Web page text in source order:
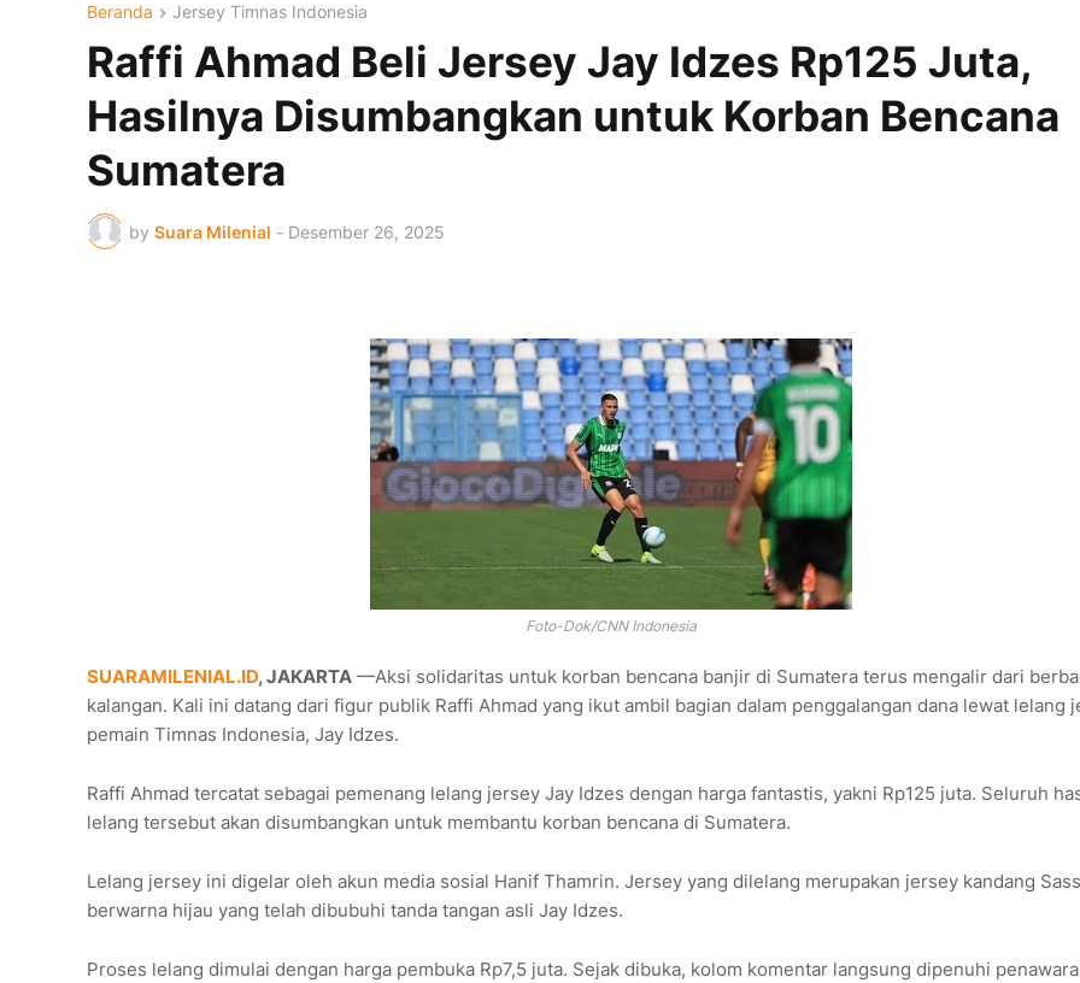
Beranda Jersey Timnas Indonesia
Raffi Ahmad Beli Jersey Jay Idzes Rp125 Juta,
Hasilnya Disumbangkan untuk Korban Bencana
Sumatera
by Suara Milenial - Desember 26, 2025
Foto-Dok/CNN Indonesia
SUARAMILENIAL.ID, JAKARTA —Aksi solidaritas untuk korban bencana banjir di Sumatera terus mengalir dari
kalangan. Kali ini datang dari figur publik Raffi Ahmad yang ikut ambil bagian dalam penggalangan dana lewat lelang
pemain Timnas Indonesia, Jay Idzes.
Raffi Ahmad tercatat sebagai pemenang lelang jersey Jay Idzes dengan harga fantastis, yakni Rp125 juta. Seluruh
lelang tersebut akan disumbangkan untuk membantu korban bencana di Sumatera.
Lelang jersey ini digelar oleh akun media sosial Hanif Thamrin. Jersey yang dilelang merupakan jersey kandang
berwarna hijau yang telah dibubuhi tanda tangan asli Jay Idzes.
Proses lelang dimulai dengan harga pembuka Rp7,5 juta. Sejak dibuka, kolom komentar langsung dipenuhi